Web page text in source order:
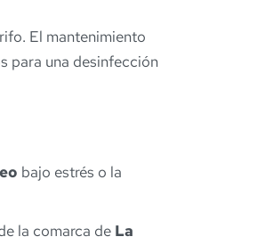
El mantenimiento
para una desinfección
bajo estrés o la
la comarca de La